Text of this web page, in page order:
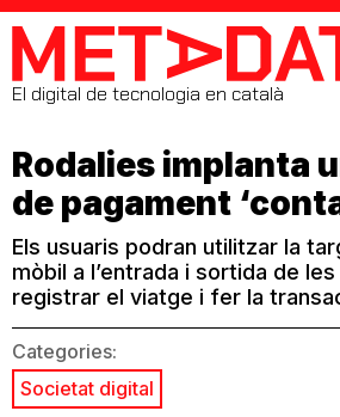
MetaData
El digital de tecnologia en català
Rodalies implanta
de pagament
Els usuaris podran utilitzar la
mòbil a l’entrada i sortida de
registrar el viatge i fer la
Categories:
Societat digital